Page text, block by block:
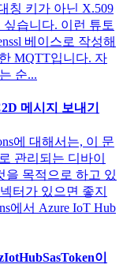
칭 키가 아닌 X.509
습니다. 이런 튜토
베이스로 작성해
MQTT입니다. 자
순...
메시지 보내기
에 대해서는, 이 문
관리되는 디바이
을 목적으로 하고 있
터가 있으면 좋지
에서 Azure IoT Hub
이